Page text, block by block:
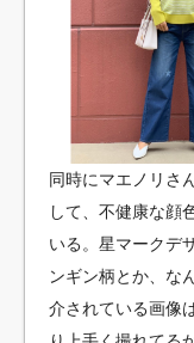
同時にマエノリさ
して、不健康な顔
いる。星マークデ
ンギン柄とか、な
介されている画像